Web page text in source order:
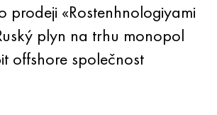
«Rostenhnologiyami
plyn na trhu monopol
offshore společnost